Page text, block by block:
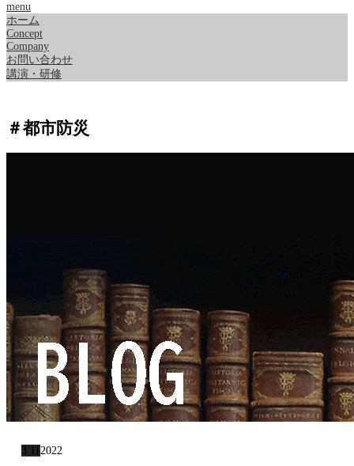
menu
ホーム
Concept
Company
お問い合わせ
講演・研修
＃都市防災
3.11 2022